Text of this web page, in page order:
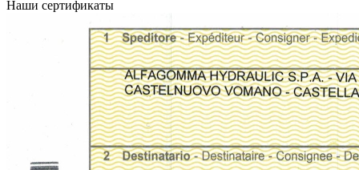
Наши сертификаты